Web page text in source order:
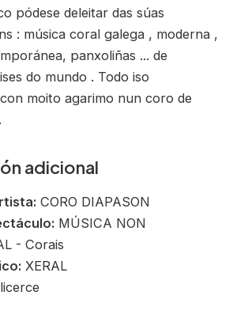
pódese deleitar das súas
: música coral galega , moderna ,
panxoliñas ... de
do mundo . Todo iso
moito agarimo nun coro de
adicional
CORO DIAPASON
MÚSICA NON
- Corais
XERAL